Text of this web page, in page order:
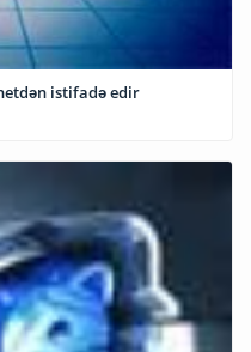
istifadə edir